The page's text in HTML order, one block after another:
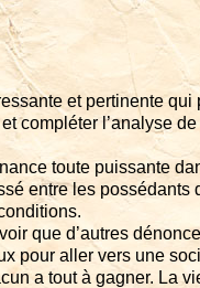
et pertinente
compléter l’analyse
toute puissante
entre les possédants
que d’autres
pour aller vers une
a tout à gagner. La